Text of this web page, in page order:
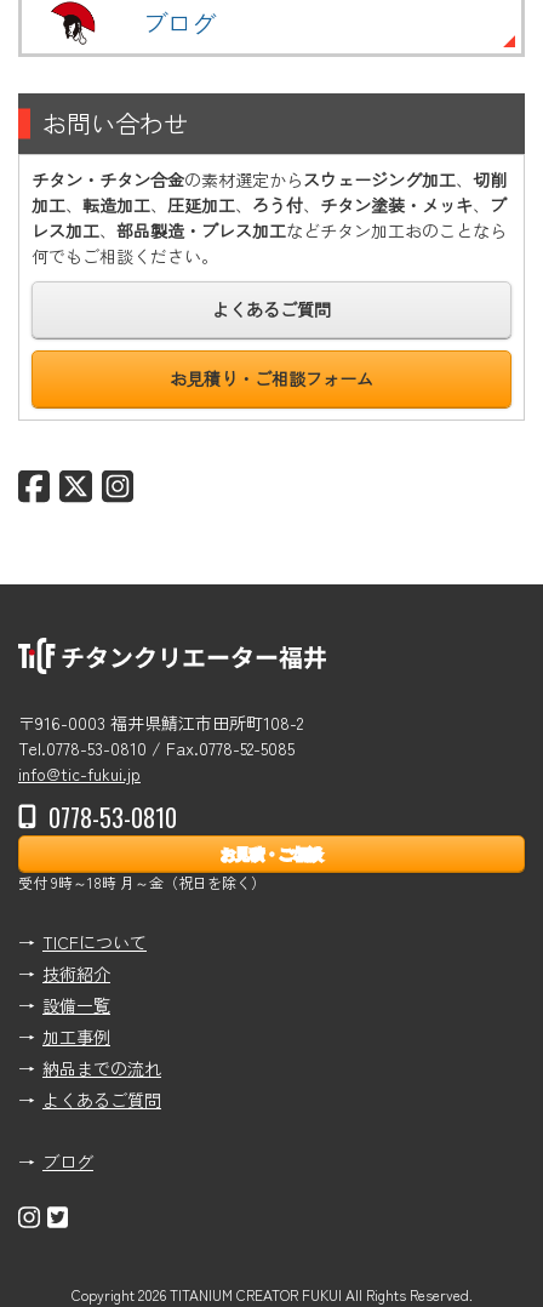
ブログ
お問い合わせ
チタン・チタン合金の素材選定からスウェージング加工、 切削
加工、 転造加工、 圧延加工、 ろう付、 チタン塗装・メッキ、 プ
レス加工、 部品製造・プレス加工などチタン加工おのことなら
何でもご相談ください。
よくあるご質問
お見積り・ご相談フォーム
〒916-0003 福井県鯖江市田所町108-2
Tel.0778-53-0810 / Fax.0778-52-5085
info@tic-fukui.jp
0778-53-0810
お見積・ご相談
受付 9時～18時 月～金（祝日を除く）
TICFについて
技術紹介
設備一覧
加工事例
納品までの流れ
よくあるご質問
ブログ
Copyright 2026 TITANIUM CREATOR FUKUI All Rights Reserved.